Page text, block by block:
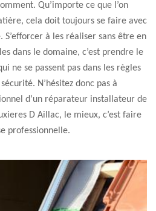
Qu’importe ce que l’on
cela doit toujours se faire avec
à les réaliser sans être en
dans le domaine, c’est prendre le
ne se passent pas dans les règles
N’hésitez donc pas à
d’un réparateur installateur de
D Aillac, le mieux, c’est faire
professionnelle.